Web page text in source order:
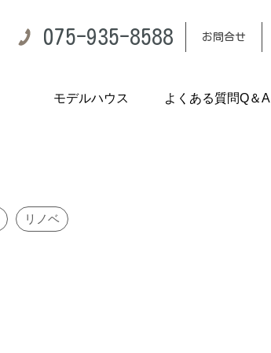
075-935-8588 お問合せ
モデルハウス よくある質問Q＆A
リノベ